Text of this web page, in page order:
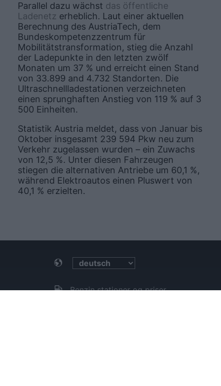
Parallel dazu wächst das öffentliche
Ladenetz erheblich. Laut einer aktuellen
Berechnung des AustriaTech, dem
Bundeskompetenzzentrum für
Mobilitätstransformation, stieg die Anzahl
der Ladepunkte in den letzten zwölf
Monaten um 37 % und erreicht einen Stand
von 33.899 and 4.732 Standorten. Die
Ultraschnellladestationen verzeichneten
einen sprunghaften Anstieg von 119 % auf 3
500 Einheiten.
Statistik Austria meldet, dass von Januar bis
Oktober insgesamt 239 594 Pkw neu zum
Verkehr zugelassen wurden – ein Zuwachs
von 12,5 %. Unter diesen Fahrzeugen
stiegen die alternativen Antriebe um 60,1 %,
während Elektroautos einen Pluswert von
40,1 % erzielten.
Benzin stationer og priser